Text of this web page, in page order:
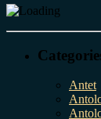
Antet